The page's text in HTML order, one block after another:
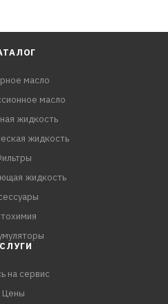
масло
масло
жидкость
жидкость
жидкость
на сервис
Цены